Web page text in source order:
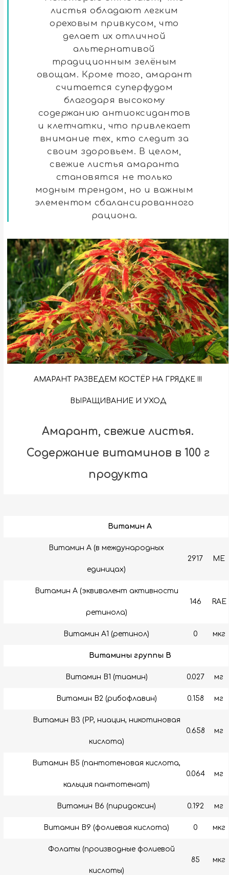
листья обладают легким
ореховым привкусом, что
делает их отличной
альтернативой
традиционным зелёным
овощам. Кроме того, амарант
считается суперфудом
благодаря высокому
содержанию антиоксидантов
и клетчатки, что привлекает
внимание тех, кто следит за
своим здоровьем. В целом,
свежие листья амаранта
становятся не только
модным трендом, но и важным
элементом сбалансированного
рациона.
АМАРАНТ РАЗВЕДЕМ КОСТЁР НА ГРЯДКЕ !!!
ВЫРАЩИВАНИЕ И УХОД
Амарант, свежие листья.
Содержание витаминов в 100 г
продукта
Витамин A
Витамин А (в международных
единицах)
2917 МЕ
Витамин А (эквивалент активности
ретинола)
146 RAE
Витамин A1 (ретинол) 0 мкг
Витамины группы B
Витамин B1 (тиамин) 0.027 мг
Витамин B2 (рибофлавин) 0.158 мг
Витамин B3 (РР, ниацин, никотиновая
кислота)
0.658 мг
Витамин B5 (пантотеновая кислота,
кальция пантотенат)
0.064 мг
Витамин B6 (пиридоксин) 0.192 мг
Витамин В9 (фолиевая кислота) 0 мкг
Фолаты (производные фолиевой
кислоты)
85 мкг